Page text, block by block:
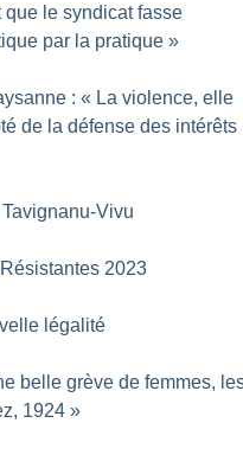
que le syndicat fasse
par la pratique »
: « La violence, elle
de la défense des intérêts
Vivu
2023
légalité
belle grève de femmes,
1924 »